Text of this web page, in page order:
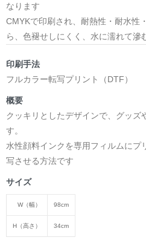
なります
CMYKで印刷され、耐熱性・耐水性
ら、色褪せしにくく、水に濡れて滲
印刷手法
フルカラー転写プリント（DTF）
概要
クッキリとしたデザインで、グッズ
す。
水性顔料インクを専用フィルムにプ
写させる方法です
サイズ
W（幅） 98cm
H（高さ） 34cm